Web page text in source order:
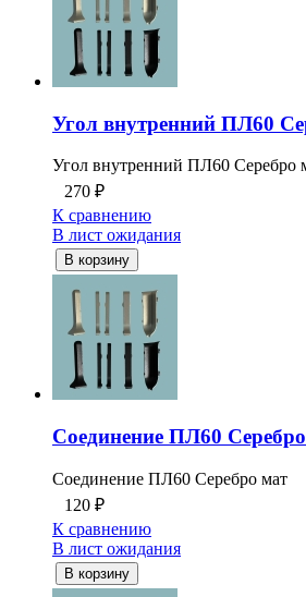
Угол внутренний ПЛ60
Угол внутренний ПЛ60 Серебро
270 ₽
К сравнению
В лист ожидания
В корзину
Соединение ПЛ60
Соединение ПЛ60 Серебро мат
120 ₽
К сравнению
В лист ожидания
В корзину